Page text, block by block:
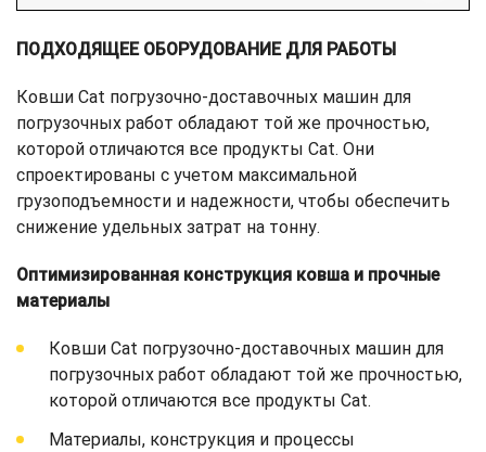
ПОДХОДЯЩЕЕ ОБОРУДОВАНИЕ ДЛЯ РАБОТЫ
Ковши Cat погрузочно-доставочных машин для
погрузочных работ обладают той же прочностью,
которой отличаются все продукты Cat. Они
спроектированы с учетом максимальной
грузоподъемности и надежности, чтобы обеспечить
снижение удельных затрат на тонну.
Оптимизированная конструкция ковша и прочные
материалы
Ковши Cat погрузочно-доставочных машин для
погрузочных работ обладают той же прочностью,
которой отличаются все продукты Cat.
Материалы, конструкция и процессы